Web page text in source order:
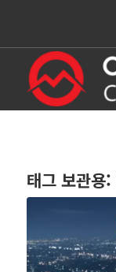
태그 보관용: